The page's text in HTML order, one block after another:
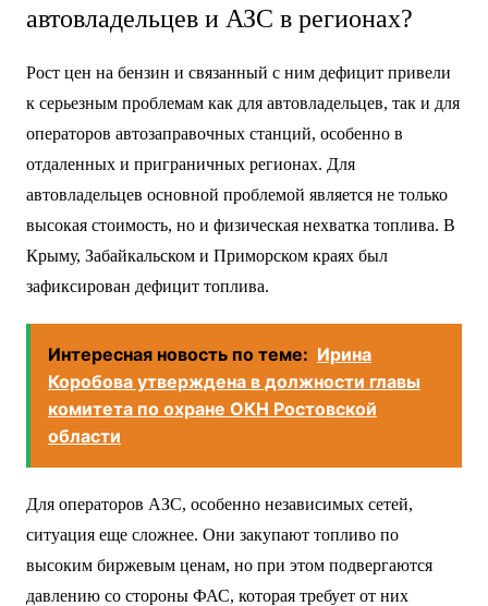
автовладельцев и АЗС в регионах?
Рост цен на бензин и связанный с ним дефицит привели
к серьезным проблемам как для автовладельцев, так и для
операторов автозаправочных станций, особенно в
отдаленных и приграничных регионах. Для
автовладельцев основной проблемой является не только
высокая стоимость, но и физическая нехватка топлива. В
Крыму, Забайкальском и Приморском краях был
зафиксирован дефицит топлива.
Интересная новость по теме: Ирина
Коробова утверждена в должности главы
комитета по охране ОКН Ростовской
области
Для операторов АЗС, особенно независимых сетей,
ситуация еще сложнее. Они закупают топливо по
высоким биржевым ценам, но при этом подвергаются
давлению со стороны ФАС, которая требует от них